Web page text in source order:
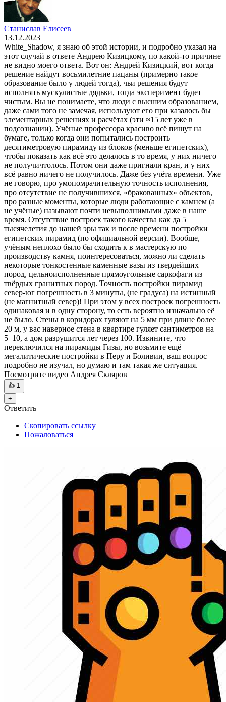
Станислав Елисеев
13.12.2023
White_Shadow, я знаю об этой истории, и подробно указал на
этот случай в ответе Андрею Кизицкому, по какой-то причине
не видно моего ответа. Вот он: Андрей Кизицкий, вот когда
решение найдут восьмилетние пацаны (примерно такое
образование было у людей тогда), чьи решения будут
исполнять мускулистые дядьки, тогда эксперимент будет
чистым. Вы не понимаете, что люди с высшим образованием,
даже сами того не замечая, используют его при казалось бы
элементарных решениях и расчётах (эти ≈15 лет уже в
подсознании). Учёные профессора красиво всё пишут на
бумаге, только когда они попытались построить
десятиметровую пирамиду из блоков (меньше египетских),
чтобы показать как всё это делалось в то время, у них ничего
не получичтолось. Потом они даже пригнали кран, и у них
всё равно ничего не получилось. Даже без учёта времени. Уже
не говорю, про умопомрачительную точность исполнения,
про отсутствие не получившихся, «бракованных» объектов,
про разные моменты, которые люди работающие с камнем (а
не учёные) называют почти невыполнимыми даже в наше
время. Отсутствие построек такого качества как да 5
тысячелетия до нашей эры так и после времени постройки
египетских пирамид (по официальной версии). Вообще,
учёным неплохо было бы сходить к в мастерскую по
производству камня, поинтересоваться, можно ли сделать
некоторые тонкостенные каменные вазы из твердейших
пород, цельноисполненные прямоугольные саркофаги из
твёрдых гранитных пород. Точность постройки пирамид
север-юг погрешность в 3 минуты, (не градуса) на истинный
(не магнитный север)! При этом у всех построек погрешность
одинаковая и в одну сторону, то есть вероятно изначально её
не было. Стены в коридорах гуляют на 5 мм при длине более
20 м, у вас наверное стена в квартире гуляет сантиметров на
5–10, а дом разрушится лет через 100. Извините, что
переключился на пирамиды Гизы, но возьмите ещё
мегалитические постройки в Перу и Боливии, ваш вопрос
подробно не изучал, но думаю и там такая же ситуация.
Посмотрите видео Андрея Скляров
👍 1
+
Ответить
Скопировать ссылку
Пожаловаться